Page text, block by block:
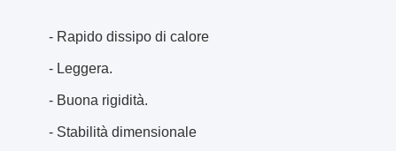
- Rapido dissipo di calore
- Leggera.
- Buona rigidità.
- Stabilità dimensionale